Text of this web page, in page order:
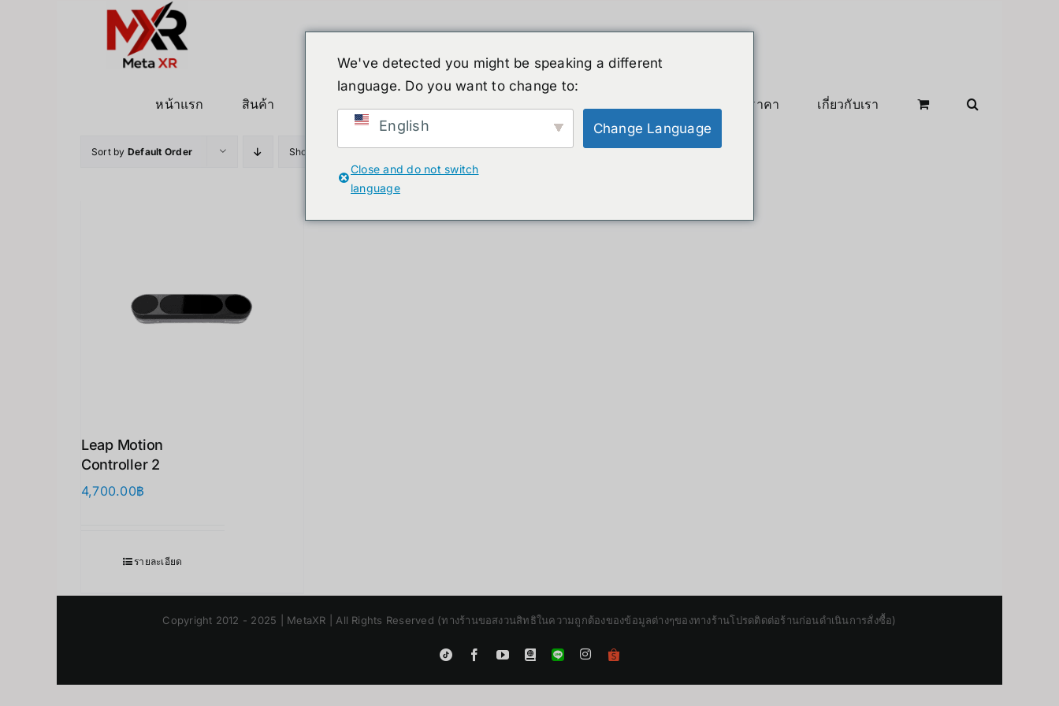
หน้าแรก
สินค้า สินค้าลดราคา เกี่ยวกับเรา
Sort by Default Order Show 12 Products
Leap Motion
Controller 2
4,700.00฿
รายละเอียด
Copyright 2012 - 2025 | MetaXR | All Rights Reserved (ทางร้านขอสงวนสิทธิในความถูกต้องของข้อมูลต่างๆของทางร้านโปรดติดต่อร้านก่อนดำเนินการสั่งซื้อ)
Tiktok FacebookYouTube
Blogger
LINE
Instagram
Shopee
We've detected you might be speaking a different
language. Do you want to change to:
English Change Language
Close and do not switch
language